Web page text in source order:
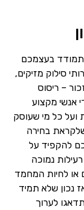
בעצמכם
סילוק מזיקים,
– ריסוס
אנשי מקצוע
כל מי שעוסק
בחירה
להקפיד על
נמוכה
או לחיות המחמד
נכון שלא תמיד
לערוך